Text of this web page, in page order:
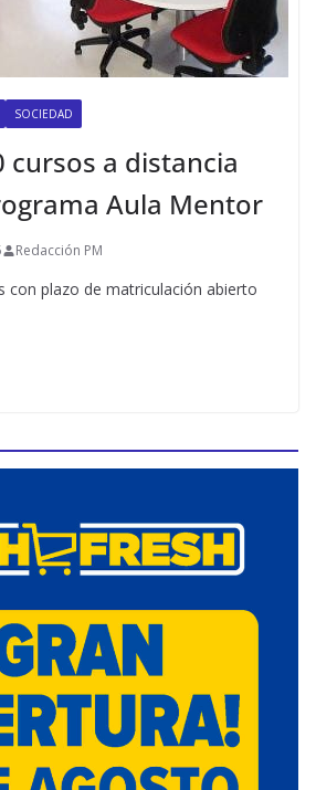
SOCIEDAD
cursos a distancia
Aula Mentor
Redacción PM
con plazo de matriculación abierto